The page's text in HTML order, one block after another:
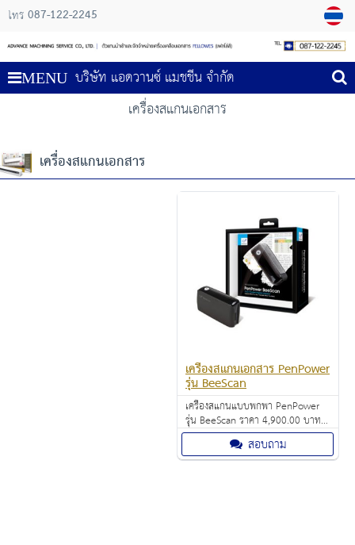
โทร 087-122-2245
MENU บริษัท แอดวานซ์ แมชชีน จำกัด
เครื่องสแกนเอกสาร
เครื่องสแกนเอกสาร
เครื่องสแกนเอกสาร PenPower
รุ่น BeeScan
เครื่องสแกนแบบพกพา PenPower
รุ่น BeeScan ราคา 4,900.00 บาท
แปลและออกเสียงประโยคได้มากกว่า
70 ภาษา สำหรับการทำงานและการ
เดินทางของคุณ
สอบถาม